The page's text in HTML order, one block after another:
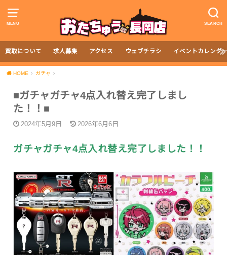
MENU SEARCH
買取について 求人募集 アクセス ウェブチラシ イベントカレンダ
HOME ガチャ
■ガチャガチャ4点入れ替え完了しまし
た！！■
2024年5月9日 2026年6月6日
ガチャガチャ4点入れ替え完了しました！！